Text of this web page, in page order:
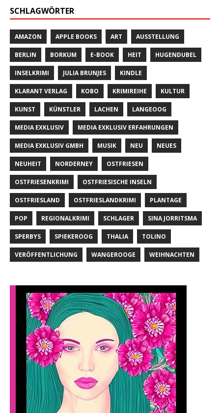
SCHLAGWÖRTER
AMAZON APPLE BOOKS ART AUSSTELLUNG
BERLIN BORKUM E-BOOK HEIT HUGENDUBEL
INSELKRIMI JULIA BRUNJES KINDLE
KLARANT VERLAG KOBO KRIMIREIHE KULTUR
KUNST KÜNSTLER LACHEN LANGEOOG
MEDIA EXKLUSIV MEDIA EXKLUSIV ERFAHRUNGEN
MEDIA EXKLUSIV GMBH MUSIK NEU NEUES
NEUHEIT NORDERNEY OSTFRIESEN
OSTFRIESENKRIMI OSTFRIESISCHE INSELN
OSTFRIESLAND OSTFRIESLANDKRIMI PLANTAGE
POP REGIONALKRIMI SCHLAGER SINA JORRITSMA
SPERBYS SPIEKEROOG THALIA TOLINO
VERÖFFENTLICHUNG WANGEROOGE WEIHNACHTEN